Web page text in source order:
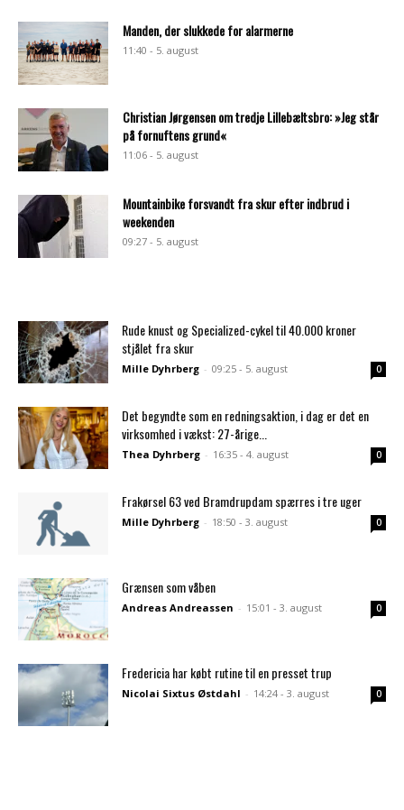
Manden, der slukkede for alarmerne
11:40 - 5. august
Christian Jørgensen om tredje Lillebæltsbro: »Jeg står
på fornuftens grund«
11:06 - 5. august
Mountainbike forsvandt fra skur efter indbrud i
weekenden
09:27 - 5. august
Rude knust og Specialized-cykel til 40.000 kroner
stjålet fra skur
Mille Dyhrberg - 09:25 - 5. august 0
Det begyndte som en redningsaktion, i dag er det en
virksomhed i vækst: 27-årige...
Thea Dyhrberg - 16:35 - 4. august 0
Frakørsel 63 ved Bramdrupdam spærres i tre uger
Mille Dyhrberg - 18:50 - 3. august 0
Grænsen som våben
Andreas Andreassen - 15:01 - 3. august 0
Fredericia har købt rutine til en presset trup
Nicolai Sixtus Østdahl - 14:24 - 3. august 0